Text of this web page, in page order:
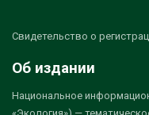
Свидетельство о
Об издании
Национальное